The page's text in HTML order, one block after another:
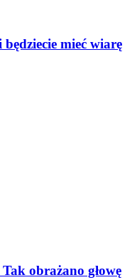
będziecie mieć wiarę
obrażano głowę